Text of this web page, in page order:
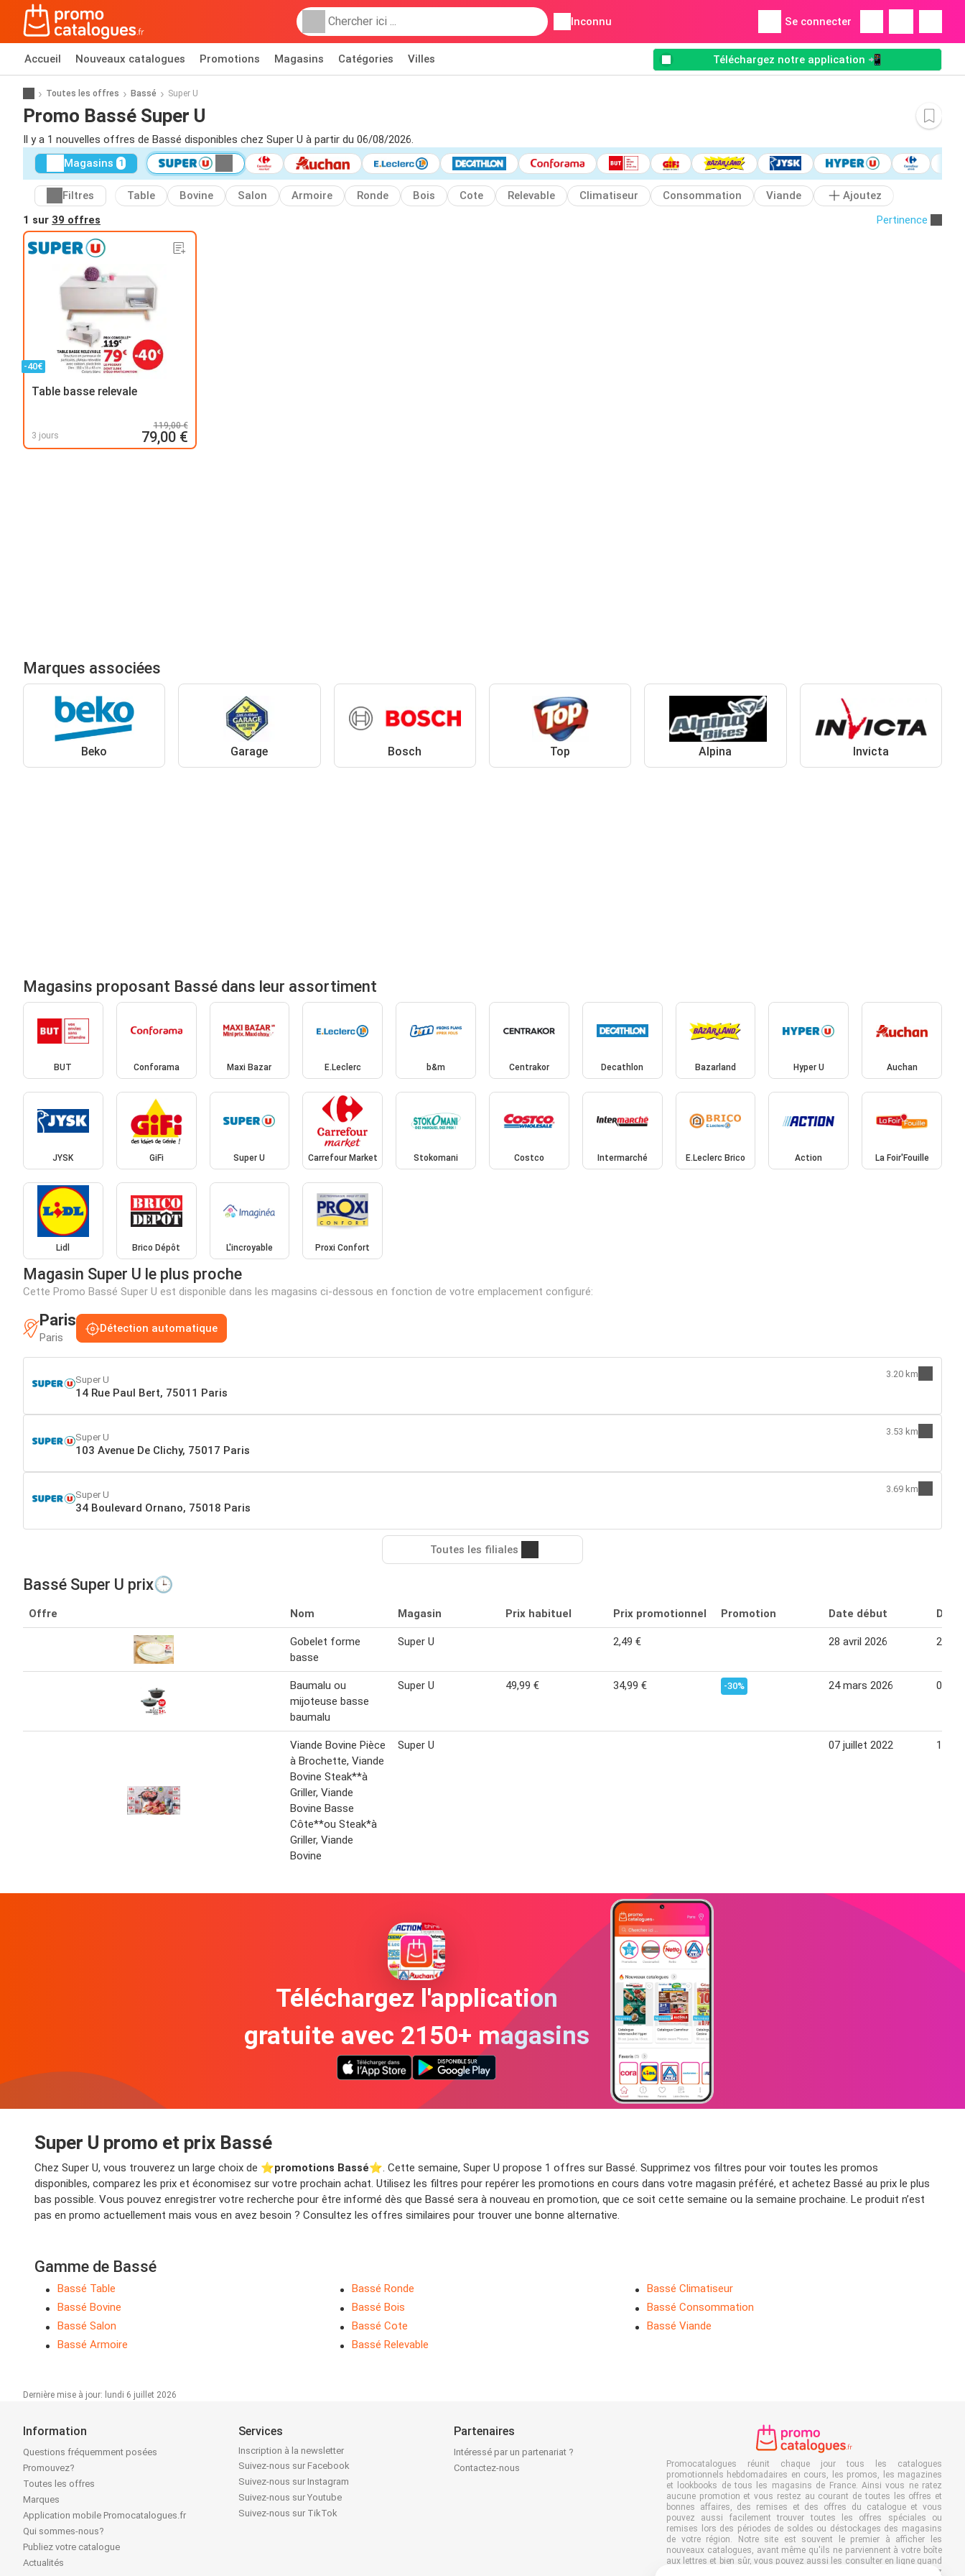
Inconnu Se connecter
Accueil Nouveaux catalogues Promotions Magasins Catégories Villes Téléchargez notre application 📲
Toutes les offres Bassé Super U
Promo Bassé Super U
Il y a 1 nouvelles offres de Bassé disponibles chez Super U à partir du 06/08/2026.
Magasins 1
Filtres Table Bovine Salon Armoire Ronde Bois Cote Relevable Climatiseur Consommation Viande
Ajoutez
1 sur 39 offres Pertinence
-40€
Table basse relevale
3 jours
119,00 €
79,00 €
Marques associées
Beko Garage Bosch Top Alpina Invicta
Magasins proposant Bassé dans leur assortiment
BUT Conforama Maxi Bazar E.Leclerc b&m Centrakor Decathlon Bazarland Hyper U Auchan
JYSK GiFi Super U Carrefour Market Stokomani Costco Intermarché E.Leclerc Brico Action La Foir'Fouille
Lidl Brico Dépôt L'incroyable Proxi Confort
Magasin Super U le plus proche
Cette Promo Bassé Super U est disponible dans les magasins ci-dessous en fonction de votre emplacement configuré:
Paris
Paris
Détection automatique
Super U
14 Rue Paul Bert, 75011 Paris
3.20 km
Super U
103 Avenue De Clichy, 75017 Paris
3.53 km
Super U
34 Boulevard Ornano, 75018 Paris
3.69 km
Toutes les filiales
Bassé Super U prix🕒
Offre Nom Magasin Prix habituel Prix promotionnel Promotion Date début Date
Gobelet forme
basse
Super U 2,49 € 28 avril 2026 24
Baumalu ou
mijoteuse basse
baumalu
Super U 49,99 € 34,99 € -30% 24 mars 2026 06
Viande Bovine Pièce
à Brochette, Viande
Bovine Steak**à
Griller, Viande
Bovine Basse
Côte**ou Steak*à
Griller, Viande
Bovine
Super U 07 juillet 2022 16
Téléchargez l'application
gratuite avec 2150+ magasins
Super U promo et prix Bassé
Chez Super U, vous trouverez un large choix de ⭐️promotions Bassé⭐️. Cette semaine, Super U propose 1 offres sur Bassé. Supprimez vos filtres pour voir toutes les promos
disponibles, comparez les prix et économisez sur votre prochain achat. Utilisez les filtres pour repérer les promotions en cours dans votre magasin préféré, et achetez Bassé au prix le plus
bas possible. Vous pouvez enregistrer votre recherche pour être informé dès que Bassé sera à nouveau en promotion, que ce soit cette semaine ou la semaine prochaine. Le produit n’est
pas en promo actuellement mais vous en avez besoin ? Consultez les offres similaires pour trouver une bonne alternative.
Gamme de Bassé
Bassé Table
Bassé Bovine
Bassé Salon
Bassé Armoire
Bassé Ronde
Bassé Bois
Bassé Cote
Bassé Relevable
Bassé Climatiseur
Bassé Consommation
Bassé Viande
Dernière mise à jour: lundi 6 juillet 2026
Information
Questions fréquemment posées
Promouvez?
Toutes les offres
Marques
Application mobile Promocatalogues.fr
Qui sommes-nous?
Publiez votre catalogue
Actualités
Services
Inscription à la newsletter
Suivez-nous sur Facebook
Suivez-nous sur Instagram
Suivez-nous sur Youtube
Suivez-nous sur TikTok
Partenaires
Intéressé par un partenariat ?
Contactez-nous
Promocatalogues réunit chaque jour tous les catalogues
promotionnels hebdomadaires en cours, les promos, les magazines
et lookbooks de tous les magasins de France. Ainsi vous ne ratez
aucune promotion et vous restez au courant de toutes les offres et
bonnes affaires, des remises et des offres du catalogue et vous
pouvez aussi facilement trouver toutes les offres spéciales ou
remises lors des périodes de soldes ou déstockages des magasins
de votre région. Notre site est souvent le premier à afficher les
nouveaux catalogues, avant même qu'ils ne parviennent à votre boîte
aux lettres et bien sûr, vous pouvez aussi les consulter en ligne quand
vous êtes au travail, à l'école ou dans le magasin même. Ajoutez